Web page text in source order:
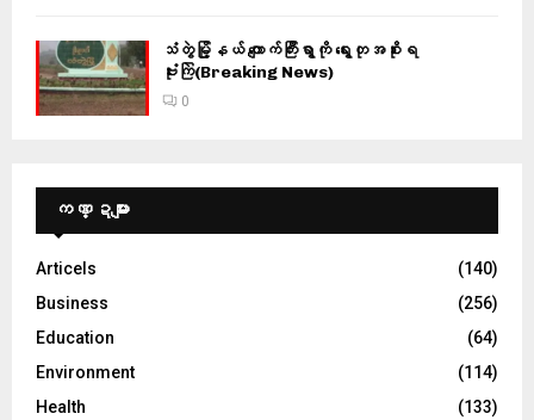
သံတွဲမြို့နယ် ကျောက်ကြီးရွာကို ရွေးတုအစိုးရ
ဗုံးကြဲ(Breaking News)
0
ကဏ္ဍများ
Articels
(140)
Business
(256)
Education
(64)
Environment
(114)
Health
(133)